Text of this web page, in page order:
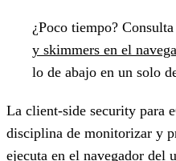
¿Poco tiempo? Consulta
y skimmers en el
lo de abajo en un solo
La client-side security para
disciplina de monitorizar y
ejecuta en el navegador del